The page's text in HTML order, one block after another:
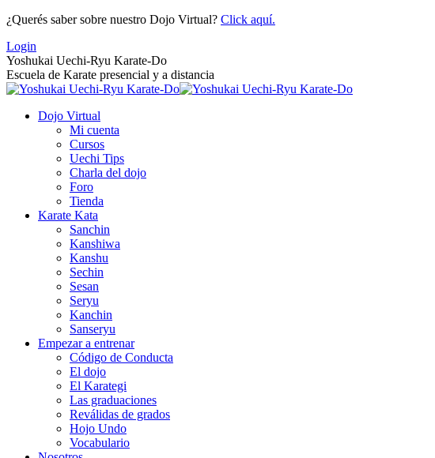
Saltar
contenido
¿Querés saber sobre nuestro Dojo Virtual? Click aquí.
Login
Yoshukai Uechi-Ryu Karate-Do
Escuela de Karate presencial y a distancia
Dojo Virtual
Mi cuenta
Cursos
Uechi Tips
Charla del dojo
Foro
Tienda
Karate Kata
Sanchin
Kanshiwa
Kanshu
Sechin
Sesan
Seryu
Kanchin
Sanseryu
Empezar a entrenar
Código de Conducta
El dojo
El Karategi
Las graduaciones
Reválidas de grados
Hojo Undo
Vocabulario